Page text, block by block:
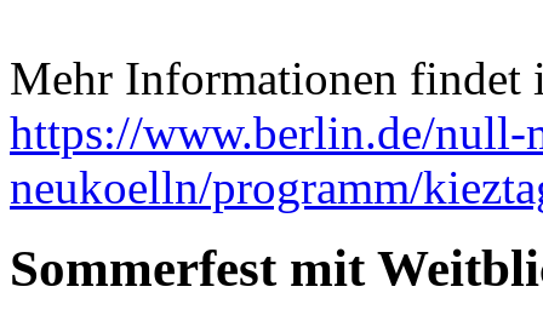
Mehr Informationen findet
https://www.berlin.de/null-
neukoelln/programm/
Sommerfest mit